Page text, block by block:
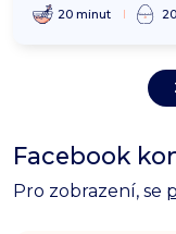
20 minut
Facebook
Pro zobrazení, se